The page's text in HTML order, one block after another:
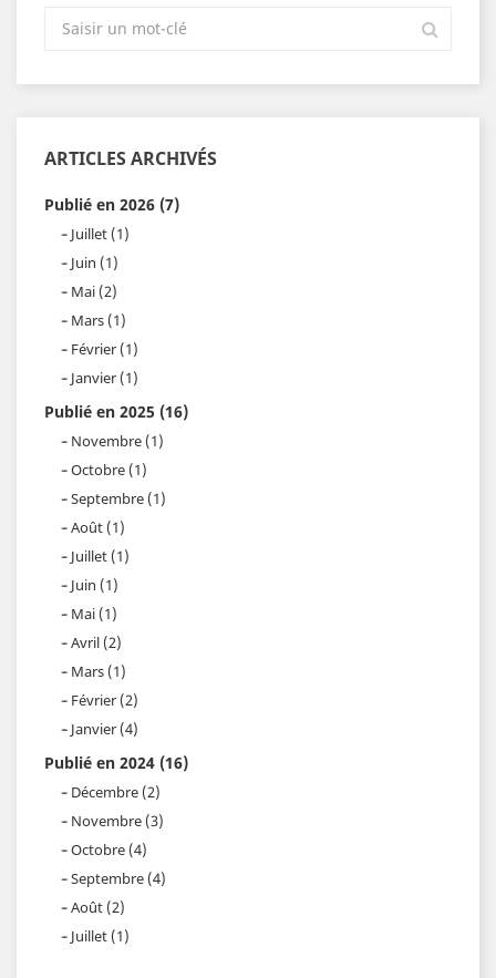
ARTICLES ARCHIVÉS
Publié en 2026 (7)
Juillet (1)
Juin (1)
Mai (2)
Mars (1)
Février (1)
Janvier (1)
Publié en 2025 (16)
Novembre (1)
Octobre (1)
Septembre (1)
Août (1)
Juillet (1)
Juin (1)
Mai (1)
Avril (2)
Mars (1)
Février (2)
Janvier (4)
Publié en 2024 (16)
Décembre (2)
Novembre (3)
Octobre (4)
Septembre (4)
Août (2)
Juillet (1)